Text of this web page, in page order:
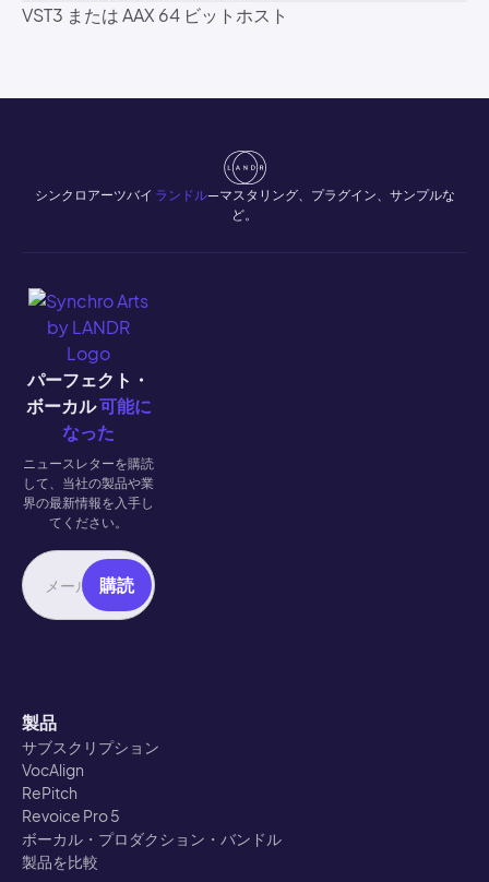
VST3 または AAX 64 ビットホスト
シンクロアーツバイ ランドル—マスタリング、プラグイン、サンプルな
ど。
パーフェクト・
ボーカル可能に
なった
ニュースレターを購読
して、当社の製品や業
界の最新情報を入手し
てください。
製品
サブスクリプション
VocAlign
RePitch
Revoice Pro 5
ボーカル・プロダクション・バンドル
製品を比較